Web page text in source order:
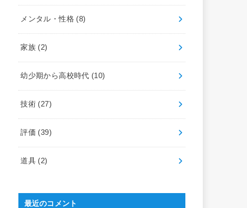
メンタル・性格 (8)
家族 (2)
幼少期から高校時代 (10)
技術 (27)
評価 (39)
道具 (2)
最近のコメント